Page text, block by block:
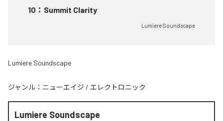
10 ： Summit Clarity
Lumiere Soundscape
Lumiere Soundscape
ジャンル： ニューエイジ / エレクトロニック
Lumiere Soundscape